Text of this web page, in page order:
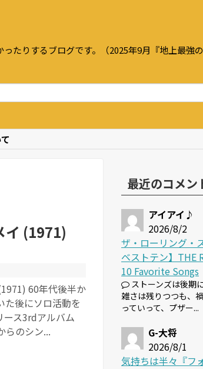
たりするブログです。（2025年9月『地上最強
イ (1971)
60年代後半か
た後にソロ活動を
ース3rdアルバム
らのシン...
最近のコメン
アイアイ♪
2026/8/2
ザ・ローリング・
ベストテン】THE
10 Favorite Songs
ストーンズは後期
雑さは残りつつも、
っていって、プザー...
G-大将
2026/8/1
気持ちは半々『フ